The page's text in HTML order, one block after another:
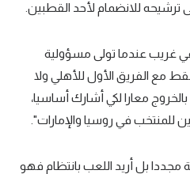
ترشيحه للانضمام لأحد القطبين.
عندما تولى مسؤولية
مع الفريق الأول للأهلي ولا
معارا لكي أشارك أساسيا،
في روسيا والإمارات".
مجددا بل أريد اللعب بانتظام فهو